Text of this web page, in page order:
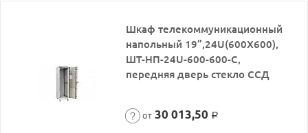
Шкаф телекоммуникационный
напольный 19”,24U(600X600),
ШТ-НП-24U-600-600-С,
передняя дверь стекло ССД
от 30 013,50 Р